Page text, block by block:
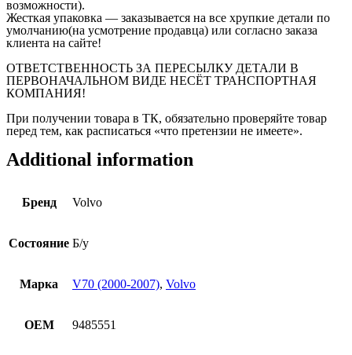
возможности).
Жесткая упаковка — заказывается на все хрупкие детали по
умолчанию(на усмотрение продавца) или согласно заказа
клиента на сайте!
ОТВЕТСТВЕННОСТЬ ЗА ПЕРЕСЫЛКУ ДЕТАЛИ В
ПЕРВОНАЧАЛЬНОМ ВИДЕ НЕСЁТ ТРАНСПОРТНАЯ
КОМПАНИЯ!
При получении товара в ТК, обязательно проверяйте товар
перед тем, как расписаться «что претензии не имеете».
Additional information
Бренд Volvo
Состояние Б/у
Марка V70 (2000-2007), Volvo
OEM 9485551